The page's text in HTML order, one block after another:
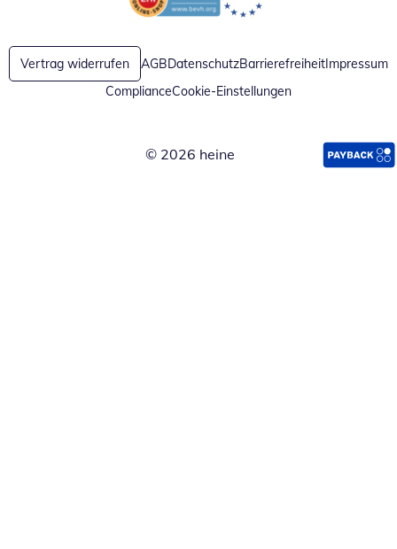
Öffnet in neuem FensterÖffnet in neuem Fenster
Vertrag widerrufen AGBDatenschutzBarrierefreiheitImpressum
ComplianceCookie-Einstellungen
© 2026 heine